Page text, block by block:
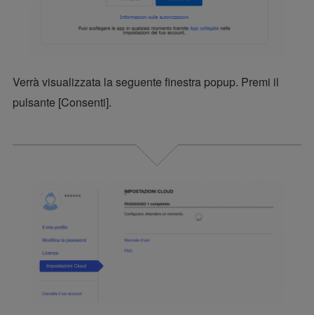
Verrà visualizzata la seguente finestra popup. Premi il
pulsante [Consenti].